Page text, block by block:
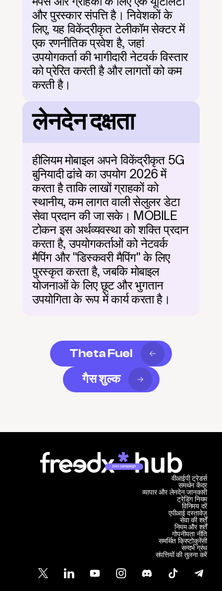
और पुरस्कार संपत्ति है। निवेशकों के
लिए, यह विकेंद्रीकृत टेलीकॉम सेक्टर में
एक रणनीतिक प्रवेश है, जहां
उपयोगकर्ता की भागीदारी नेटवर्क विस्तार
को प्रेरित करती है और लागतों को कम
करती है।
लेनदेन दक्षता
हीलियम मोबाइल अपने विकेंद्रीकृत 5G
बुनियादी ढांचे का उपयोग 2026 में
करता है ताकि लाखों ग्राहकों को
स्थानीय, कम लागत वाली सेलुलर डेटा
सेवा प्रदान की जा सके। MOBILE
टोकन इस अर्थव्यवस्था को शक्ति प्रदान
करता है, उपयोगकर्ताओं को नेटवर्क
मैपिंग और "डिस्कवरी मैपिंग" के लिए
पुरस्कृत करता है, जबकि मोबाइल
योजनाओं के लिए छूट और भुगतान
उपयोगिता के रूप में कार्य करता है।
Theta Fuel
गैस शुल्क
Join campaign
समर्थन केंद्र
व्यापार और लेनदेन जानकारी
वीआईपी ट्रेडर्स
ट्रेडिंग नियम
विनिमय दरें
एपीआई दस्तावेज़
सेवा की शर्तें
नियम और शर्तें
गोपनीयता नीति
समर्थित क्रिप्टोकुरेंसी
सन्दर्भ ग्रंथ
संपत्तियों की तुलना करें